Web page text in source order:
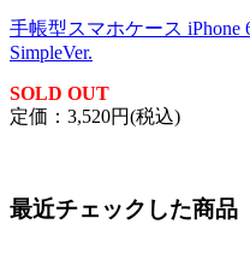
手帳型スマホケース iPhone
SimpleVer.
SOLD OUT
定価：3,520円(税込)
最近チェックした商品